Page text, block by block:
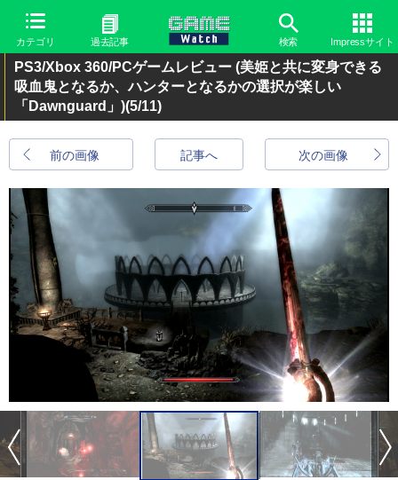
カテゴリ 過去記事 検索 Impressサイト
PS3/Xbox 360/PCゲームレビュー (美姫と共に変身できる
吸血鬼となるか、ハンターとなるかの選択が楽しい
「Dawnguard」)(5/11)
前の画像 次の画像
記事へ